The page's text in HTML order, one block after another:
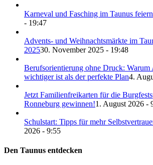
Karneval und Fasching im Taunus
- 19:47
Advents- und Weihnachtsmärkte im
202530. November 2025 - 19:48
Berufsorientierung ohne Druck: Warum
wichtiger ist als der perfekte Plan4.
Jetzt Familienfreikarten für die
Ronneburg gewinnen!1. August 2026 -
Schulstart: Tipps für mehr
2026 - 9:55
Den Taunus entdecken